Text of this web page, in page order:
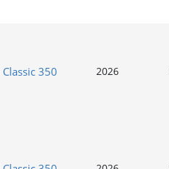
Classic 350 2026